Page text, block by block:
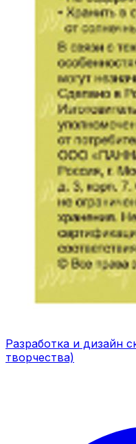
Разработка и дизайн
творчества)